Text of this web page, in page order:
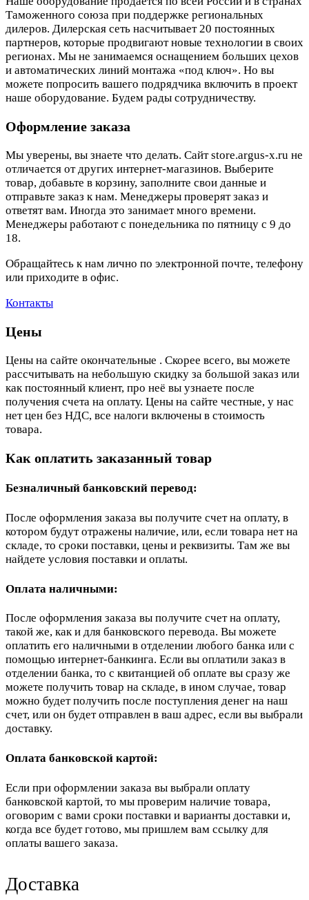
Таможенного союза при поддержке региональных
дилеров. Дилерская сеть насчитывает 20 постоянных
партнеров, которые продвигают новые технологии в своих
регионах. Мы не занимаемся оснащением больших цехов
и автоматических линий монтажа «под ключ». Но вы
можете попросить вашего подрядчика включить в проект
наше оборудование. Будем рады сотрудничеству.
Оформление заказа
Мы уверены, вы знаете что делать. Сайт store.argus-x.ru не
отличается от других интернет-магазинов. Выберите
товар, добавьте в корзину, заполните свои данные и
отправьте заказ к нам. Менеджеры проверят заказ и
ответят вам. Иногда это занимает много времени.
Менеджеры работают с понедельника по пятницу с 9 до
18.
Обращайтесь к нам лично по электронной почте, телефону
или приходите в офис.
Контакты
Цены
Цены на сайте окончательные . Скорее всего, вы можете
рассчитывать на небольшую скидку за большой заказ или
как постоянный клиент, про неё вы узнаете после
получения счета на оплату. Цены на сайте честные, у нас
нет цен без НДС, все налоги включены в стоимость
товара.
Как оплатить заказанный товар
Безналичный банковский перевод:
После оформления заказа вы получите счет на оплату, в
котором будут отражены наличие, или, если товара нет на
складе, то сроки поставки, цены и реквизиты. Там же вы
найдете условия поставки и оплаты.
Оплата наличными:
После оформления заказа вы получите счет на оплату,
такой же, как и для банковского перевода. Вы можете
оплатить его наличными в отделении любого банка или с
помощью интернет-банкинга. Если вы оплатили заказ в
отделении банка, то с квитанцией об оплате вы сразу же
можете получить товар на складе, в ином случае, товар
можно будет получить после поступления денег на наш
счет, или он будет отправлен в ваш адрес, если вы выбрали
доставку.
Оплата банковской картой:
Если при оформлении заказа вы выбрали оплату
банковской картой, то мы проверим наличие товара,
оговорим с вами сроки поставки и варианты доставки и,
когда все будет готово, мы пришлем вам ссылку для
оплаты вашего заказа.
Доставка